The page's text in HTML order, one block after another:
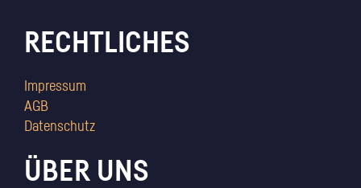
RECHTLICHES
Impressum
AGB
Datenschutz
ÜBER UNS